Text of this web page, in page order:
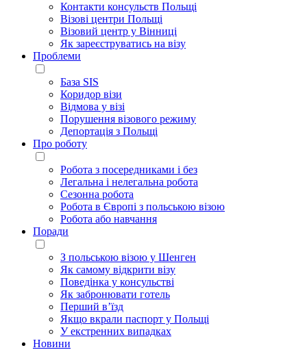
Контакти консульств Польщі
Візові центри Польщі
Візовий центр у Вінниці
Як зареєструватись на візу
Проблеми
База SIS
Коридор візи
Відмова у візі
Порушення візового режиму
Депортація з Польщі
Про роботу
Робота з посередниками і без
Легальна і нелегальна робота
Сезонна робота
Робота в Європі з польською візою
Робота або навчання
Поради
З польською візою у Шенген
Як самому відкрити візу
Поведінка у консульстві
Як забронювати готель
Перший в’їзд
Якщо вкрали паспорт у Польщі
У екстренних випадках
Новини